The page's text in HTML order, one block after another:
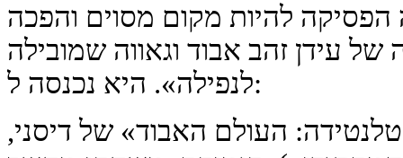
להיות מקום מסוים והפכה
עידן זהב אבוד וגאווה שמובילה
לנפילה». היא נכנסה ל:
העולם האבוד» של דיסני,